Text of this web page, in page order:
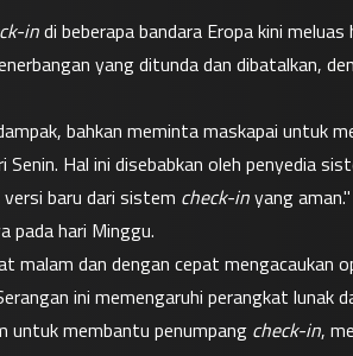
in di beberapa bandara Eropa kini meluas
yang ditunda dan dibatalkan,
bahkan meminta maskapai untuk
Hal ini disebabkan oleh penyedia
baru dari sistem check-in yang
pada hari Minggu.
malam dan dengan cepat mengacaukan
ini memengaruhi perangkat lunak
untuk membantu penumpang check-in,